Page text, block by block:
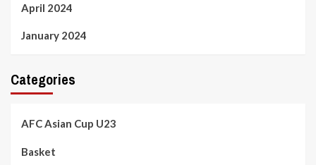
April 2024
January 2024
Categories
AFC Asian Cup U23
Basket